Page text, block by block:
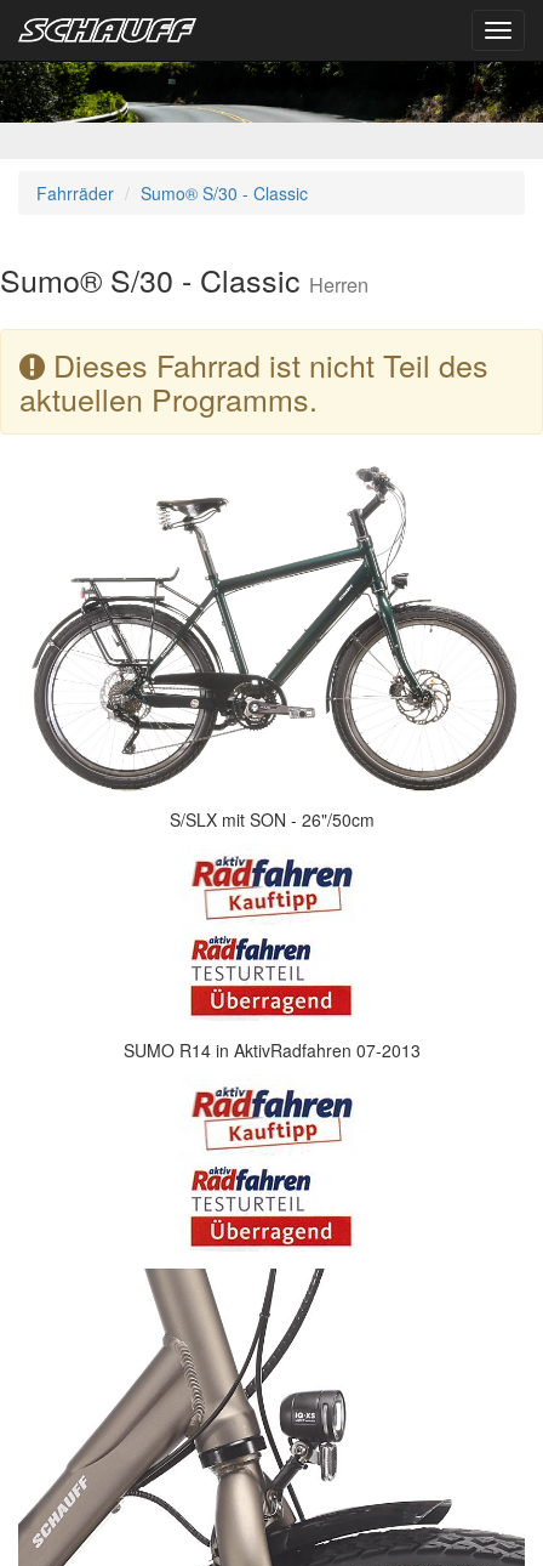
Fahrräder Sumo® S/30 - Classic
Sumo® S/30 - Classic Herren
Dieses Fahrrad ist nicht Teil des
aktuellen Programms.
S/SLX mit SON - 26"/50cm
SUMO R14 in AktivRadfahren 07-2013